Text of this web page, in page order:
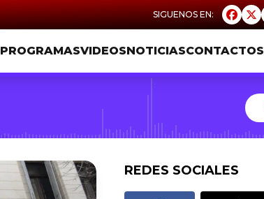
PROGRAMASVIDEOSNOTICIASCONTACTOS
REDES SOCIALES